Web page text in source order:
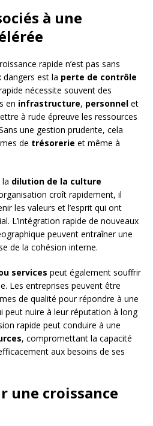
à une
rapide n’est pas sans
dangers est la perte de contrôle
nécessite souvent des
en infrastructure, personnel et
à rude épreuve les ressources
une gestion prudente, cela
de trésorerie et même à
dilution de la culture
croît rapidement, il
les valeurs et l’esprit qui ont
L’intégration rapide de nouveaux
peuvent entraîner une
de la cohésion interne.
services peut également souffrir
Les entreprises peuvent être
de qualité pour répondre à une
peut nuire à leur réputation à long
rapide peut conduire à une
, compromettant la capacité
aux besoins de ses
une croissance